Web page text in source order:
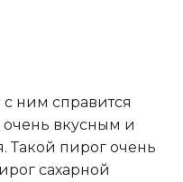
с ним справится
очень вкусным и
Такой пирог очень
сахарной